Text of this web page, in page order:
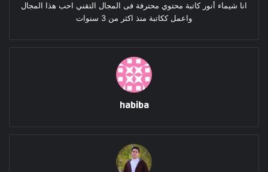
انا شيماء أنور كاتبة محتوي محترفة فى المجال التقني احب هذا المجال
واعمل ككاتبة منذ اكثر من 3 سنوات
habiba